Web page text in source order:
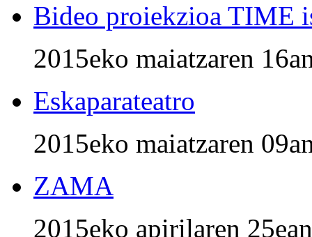
Bideo proiekzioa TIME
2015eko maiatzaren
Eskaparateatro
2015eko maiatzaren
ZAMA
2015eko apirilaren